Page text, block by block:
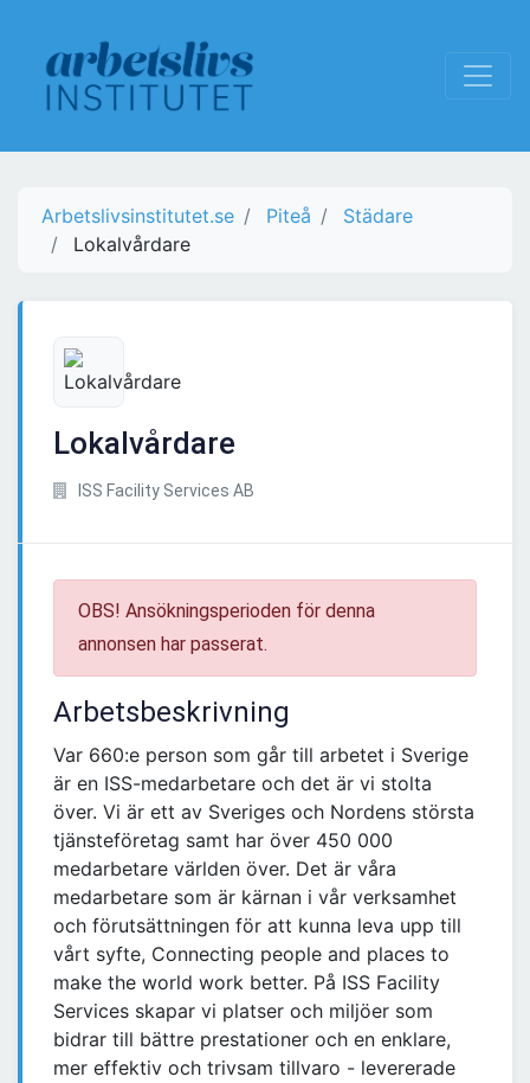
Arbetslivsinstitutet.se Piteå
Städare
Lokalvårdare
Lokalvårdare
ISS Facility Services AB
OBS! Ansökningsperioden för denna
annonsen har passerat.
Arbetsbeskrivning
Var 660:e person som går till arbetet i Sverige
är en ISS-medarbetare och det är vi stolta
över. Vi är ett av Sveriges och Nordens största
tjänsteföretag samt har över 450 000
medarbetare världen över. Det är våra
medarbetare som är kärnan i vår verksamhet
och förutsättningen för att kunna leva upp till
vårt syfte, Connecting people and places to
make the world work better. På ISS Facility
Services skapar vi platser och miljöer som
bidrar till bättre prestationer och en enklare,
mer effektiv och trivsam tillvaro - levererade